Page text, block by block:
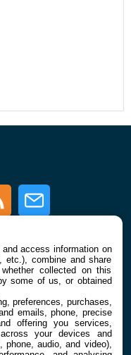
RSS Newsletter
and access information on
etc.), combine and share
collected on this
some of us, or obtained
preferences, purchases,
emails, phone, precise
offering you services,
your devices and
audio, and video),